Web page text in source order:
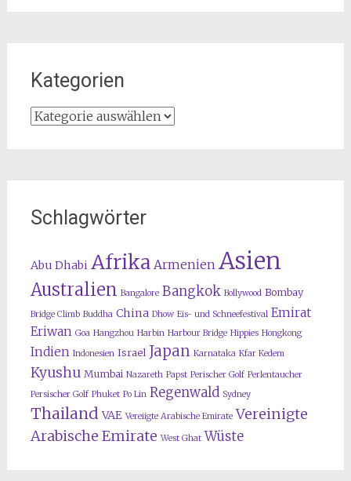
Kategorien
Kategorien
Schlagwörter
Abu Dhabi Afrika Armenien Asien
Australien Bangalore Bangkok Bollywood Bombay
Bridge Climb Buddha China Dhow Eis- und Schneefestival Emirat
Eriwan Goa Hangzhou Harbin Harbour Bridge Hippies Hongkong
Indien Indonesien Israel Japan Karnataka Kfar Kedem
Kyushu Mumbai Nazareth Papst Perischer Golf Perlentaucher
Persischer Golf Phuket Po Lin Regenwald Sydney
Thailand VAE Vereiigte Arabische Emirate Vereinigte
Arabische Emirate West Ghat Wüste